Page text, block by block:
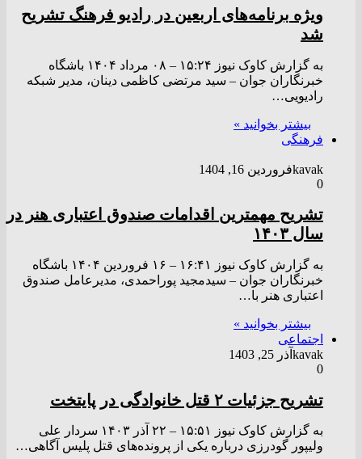
ویژه برنامه‌های اربعین در رادیو ‌فرهنگ تشریح
شد
به گزارش کاوک نیوز ۱۵:۲۴ – ۰۸ مرداد ۱۴۰۴ باشگاه
خبرنگاران جوان – سید مرتضی کاظمی دینان، مدیر شبکه
رادیویی…
بیشتر بخوانید »
فرهنگی
kavakفروردین 16, 1404
0
تشریح مهمترین اقدامات صندوق اعتباری هنر در
سال ۱۴۰۳
به گزارش کاوک نیوز ۱۶:۴۱ – ۱۶ فروردين ۱۴۰۴ باشگاه
خبرنگاران جوان – سیدمجید پوراحمدی، مدیرعامل صندوق
اعتباری هنر با…
بیشتر بخوانید »
اجتماعی
kavak آذر 25, 1403
0
تشریح جزئیات ۲ قتل خانوادگی در پایتخت
به گزارش کاوک نیوز ۱۵:۵۱ – ۲۲ آذر ۱۴۰۳ سردار علی
ولیپور گودرزی درباره یکی از پرونده‌های قتل پلیس آگاهی…